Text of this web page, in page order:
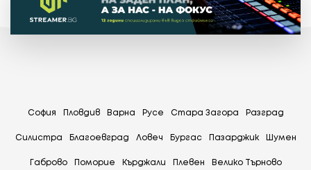
София Пловдив Варна Русе Стара Загора Разград
Силистра Благоевград Ловеч Бургас Пазарджик Шумен
Габрово Поморие Кърджали Плевен Велико Търново